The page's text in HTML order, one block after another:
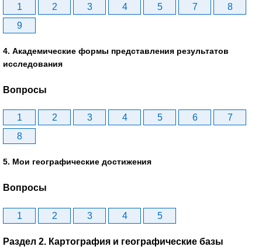
1 2 3 4 5 7
8
9
4. Академические формы представления результатов
исследования
Вопросы
1 2 3 4 5 6
7
8
5. Мои географические достижения
Вопросы
1 2 3 4 5
Раздел 2. Картография и географические базы